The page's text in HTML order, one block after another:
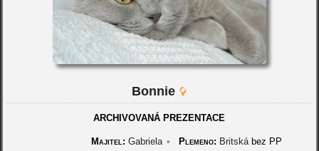
Bonnie
ARCHIVOVANÁ PREZENTACE
Majitel: Gabriela • Plemeno: Britskábez PP